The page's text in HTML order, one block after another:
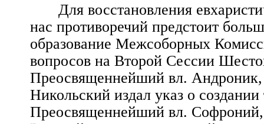
Для восстановления
нас противоречий предстоит
образование Межсоборных
вопросов на Второй Сессии
Преосвященнейший вл. Андроник,
Никольский издал указ о
Преосвященнейший вл. Софроний,